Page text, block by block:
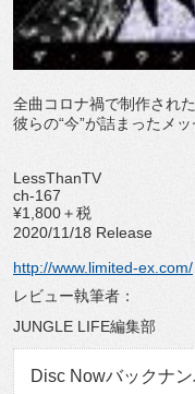
全曲コロナ禍で制作され
彼らの“今”が詰まったメ
LessThanTV
ch-167
¥1,800＋税
2020/11/18 Release
http://www.limited-ex.com/
レビュー執筆者：
JUNGLE LIFE編集部
Disc Nowバックナ